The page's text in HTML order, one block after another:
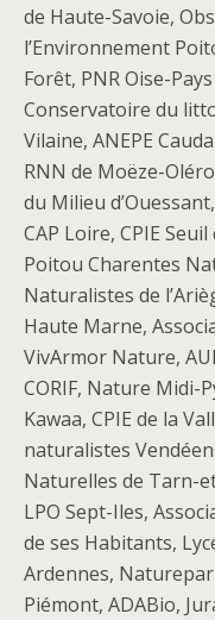
de Haute-Savoie,
l’Environnement
Forêt, PNR Oise-
Conservatoire du
Vilaine, ANEPE
RNN de Moëze-
du Milieu
CAP Loire, CPIE
Poitou Charentes
Naturalistes de
Haute Marne,
VivArmor Nature,
CORIF, Nature Midi-
Kawaa, CPIE de la
naturalistes
Naturelles de Tarn-
LPO Sept-Iles,
de ses Habitants,
Ardennes,
Piémont, ADABio,